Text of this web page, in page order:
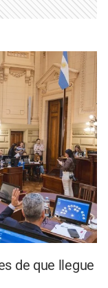
de que llegue